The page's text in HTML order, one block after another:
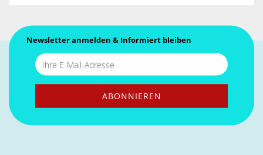
Newsletter anmelden & Informiert bleiben